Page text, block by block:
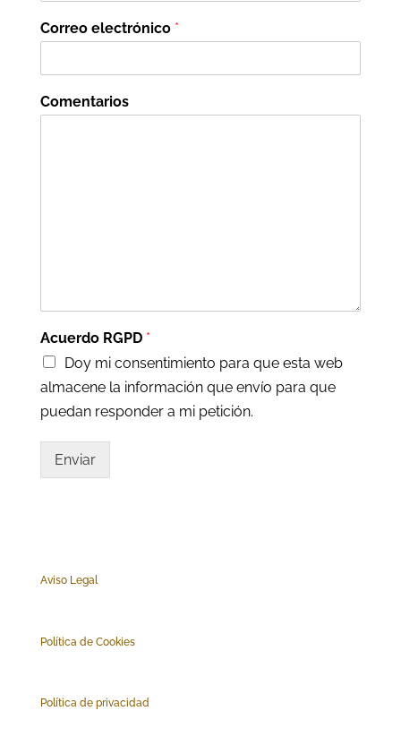
Correo electrónico *
Comentarios
Acuerdo RGPD *
Doy mi consentimiento para que esta web
almacene la información que envío para que
puedan responder a mi petición.
Enviar
Aviso Legal
Política de Cookies
Política de privacidad